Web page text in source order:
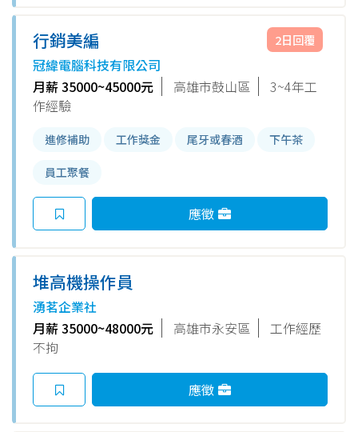
行銷美編
冠緯電腦科技有限公司
月薪 35000~45000元
高雄市鼓山區
3~4年工
作經驗
進修補助 工作獎金 尾牙或春酒 下午茶
員工聚餐
2日回覆
應徵
堆高機操作員
湧茗企業社
月薪 35000~48000元
高雄市永安區
工作經歷
不拘
應徵